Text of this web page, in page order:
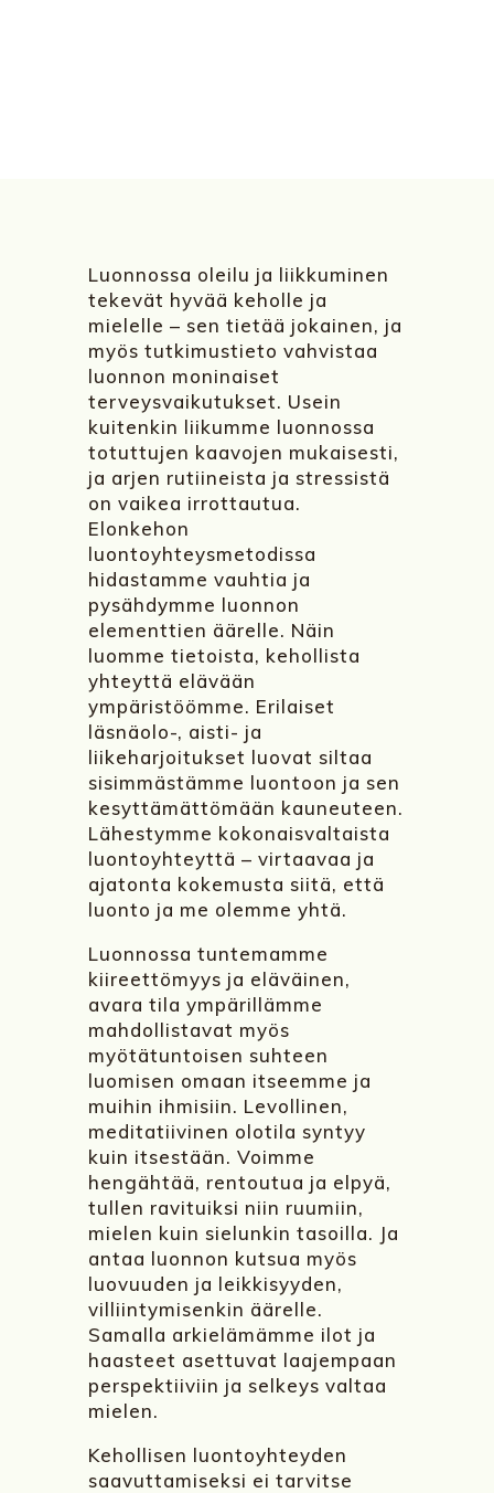
Luonnossa oleilu ja liikkuminen
tekevät hyvää keholle ja
mielelle – sen tietää jokainen, ja
myös tutkimustieto vahvistaa
luonnon moninaiset
terveysvaikutukset. Usein
kuitenkin liikumme luonnossa
totuttujen kaavojen mukaisesti,
ja arjen rutiineista ja stressistä
on vaikea irrottautua.
Elonkehon
luontoyhteysmetodissa
hidastamme vauhtia ja
pysähdymme luonnon
elementtien äärelle. Näin
luomme tietoista, kehollista
yhteyttä elävään
ympäristöömme. Erilaiset
läsnäolo-, aisti- ja
liikeharjoitukset luovat siltaa
sisimmästämme luontoon ja sen
kesyttämättömään kauneuteen.
Lähestymme kokonaisvaltaista
luontoyhteyttä – virtaavaa ja
ajatonta kokemusta siitä, että
luonto ja me olemme yhtä.
Luonnossa tuntemamme
kiireettömyys ja eläväinen,
avara tila ympärillämme
mahdollistavat myös
myötätuntoisen suhteen
luomisen omaan itseemme ja
muihin ihmisiin. Levollinen,
meditatiivinen olotila syntyy
kuin itsestään. Voimme
hengähtää, rentoutua ja elpyä,
tullen ravituiksi niin ruumiin,
mielen kuin sielunkin tasoilla. Ja
antaa luonnon kutsua myös
luovuuden ja leikkisyyden,
villiintymisenkin äärelle.
Samalla arkielämämme ilot ja
haasteet asettuvat laajempaan
perspektiiviin ja selkeys valtaa
mielen.
Kehollisen luontoyhteyden
saavuttamiseksi ei tarvitse